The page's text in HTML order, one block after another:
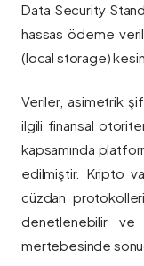
Data Security
hassas ödeme
(local storage)
Veriler, asimetrik
ilgili finansal
kapsamında
edilmiştir. Kripto
cüzdan
denetlenebilir ve
mertebesinde